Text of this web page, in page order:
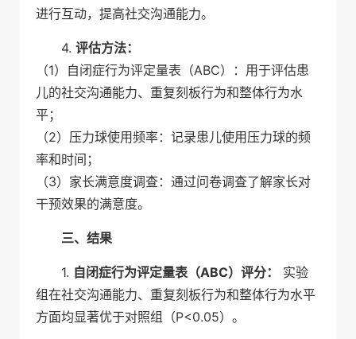
进行互动，提高社交沟通能力。
4. 评估方法：
（1）自闭症行为评定量表（ABC）：用于评估患
儿的社交沟通能力、重复刻板行为和整体行为水
平；
（2）压力球使用频率：记录患儿使用压力球的频
率和时间；
（3）家长满意度调查：通过问卷调查了解家长对
干预效果的满意度。
三、结果
1. 自闭症行为评定量表（ABC）评分：
实验
组在社交沟通能力、重复刻板行为和整体行为水平
方面均显著优于对照组（P<0.05）。